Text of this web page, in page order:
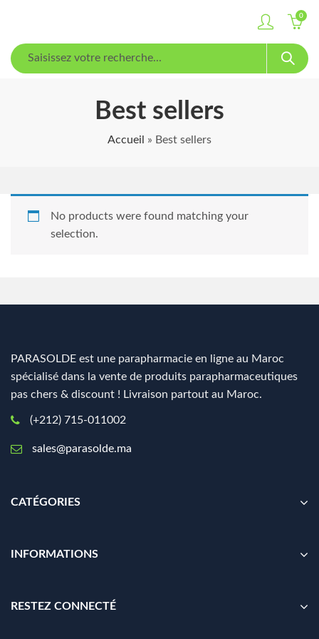
0
Best sellers
Accueil » Best sellers
No products were found matching your
selection.
PARASOLDE est une parapharmacie en ligne au Maroc
spécialisé dans la vente de produits parapharmaceutiques
pas chers & discount ! Livraison partout au Maroc.
(+212) 715-011002
sales@parasolde.ma
CATÉGORIES
INFORMATIONS
RESTEZ CONNECTÉ